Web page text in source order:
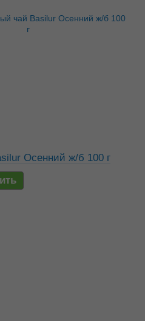
Осенний ж/б 100 г